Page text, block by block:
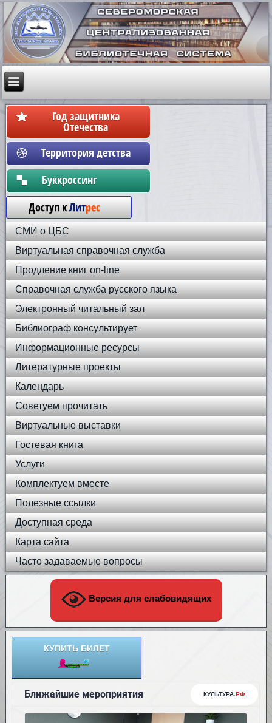
Год защитника
Отечества
Территория детства
Бyккpoccинг
Доступ кЛитрес
СМИ о ЦБС
Виртуальная справочная служба
Продление книг on-line
Справочная служба русского языка
Электронный читальный зал
Библиограф консультирует
Информационные ресурсы
Литературные проекты
Календарь
Советуем прочитать
Виртуальные выставки
Гостевая книга
Услуги
Комплектуем вместе
Полезные ссылки
Доступная среда
Карта сайта
Часто задаваемые вопросы
Версия для слабовидящих
КУПИТЬ БИЛЕТ